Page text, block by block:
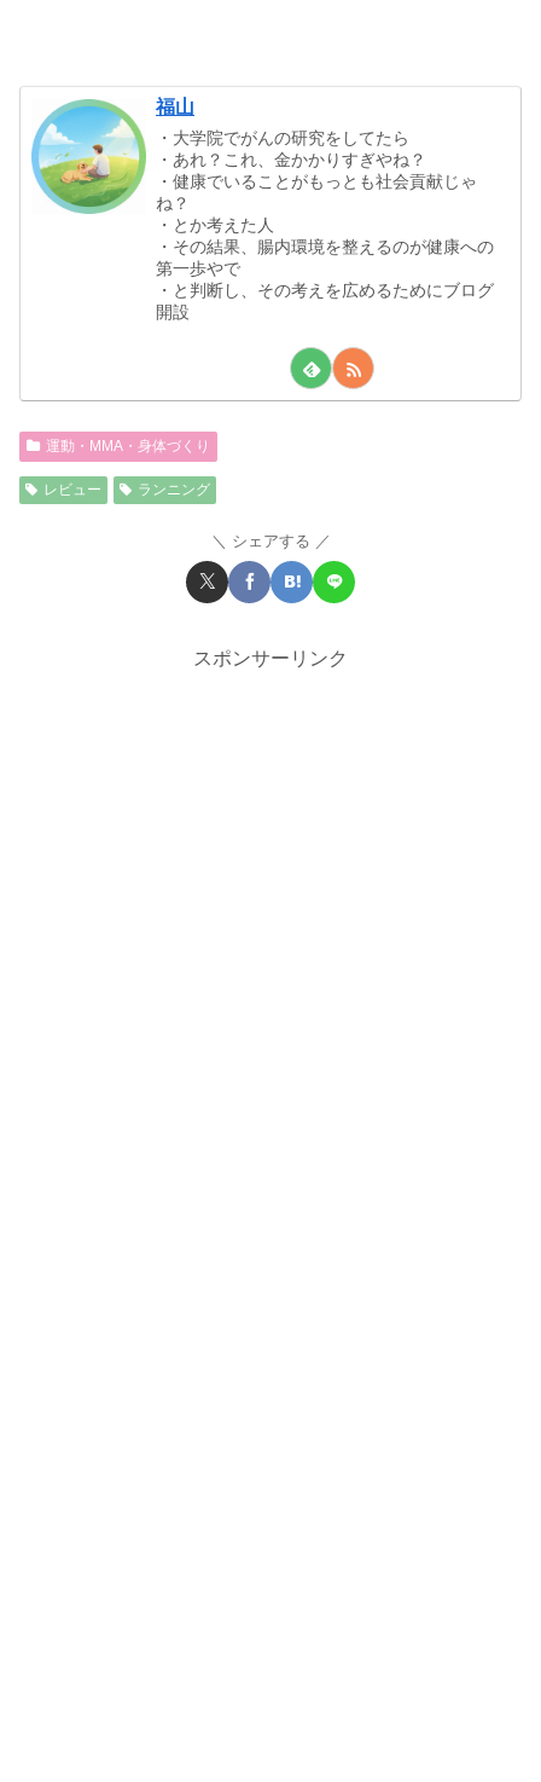
福山
・大学院でがんの研究をしてたら
・あれ？これ、金かかりすぎやね？
・健康でいることがもっとも社会貢献じゃ
ね？
・とか考えた人
・その結果、腸内環境を整えるのが健康への
第一歩やで
・と判断し、その考えを広めるためにブログ
開設
運動・MMA・身体づくり
レビュー ランニング
シェアする
スポンサーリンク